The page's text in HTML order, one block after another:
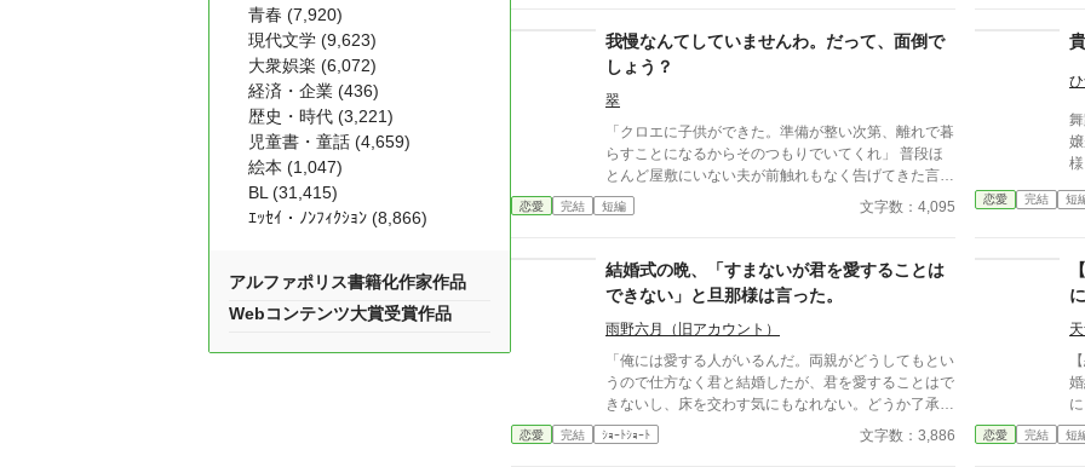
卒業ダンスパーティーの夜、アデルはかつてない、世
にも酷い仕打ちを受けるのだった―― ※神視点。■
なろうにも別タイトルで重複投稿←【ジャンル日間4
位】。
我慢なんてしていませんわ。だって、面倒で
しょう？
翠
「クロエに子供ができた。準備が整い次第、離れで暮
らすことになるからそのつもりでいてくれ」 普段ほ
とんど屋敷にいない夫が前触れもなく告げてきた言葉
をきっかけに、レティシアは“三年間”の契約を終わら
せることにした。 赤の他人を屋敷に迎えることはし
って、面倒でしょう？」 不誠実な夫も、無意味な結
婚も、 この際すべて切り捨ててしまいましょう。
恋愛 完結 短編 文字数：4,095
嬢
恋愛 完結 短
結婚式の晩、「すまないが君を愛することは
できない」と旦那様は言った。
雨野六月（旧アカウント）
「俺には愛する人がいるんだ。両親がどうしてもとい
うので仕方なく君と結婚したが、君を愛することはで
きないし、床を交わす気にもなれない。どうか了承し
てほしい」 結婚式の晩、新妻クロエが夫ロバートか
ら要求されたのは、お飾りの妻になることだった。
恋愛 完結 ｼｮｰﾄｼｮｰﾄ 文字数：3,886
も
恋愛 完結 短
青春 (7,920)
現代文学 (9,623)
大衆娯楽 (6,072)
経済・企業 (436)
歴史・時代 (3,221)
児童書・童話 (4,659)
絵本 (1,047)
BL (31,415)
ｴｯｾｲ・ﾉﾝﾌｨｸｼｮﾝ (8,866)
アルファポリス書籍化作家作品
Webコンテンツ大賞受賞作品